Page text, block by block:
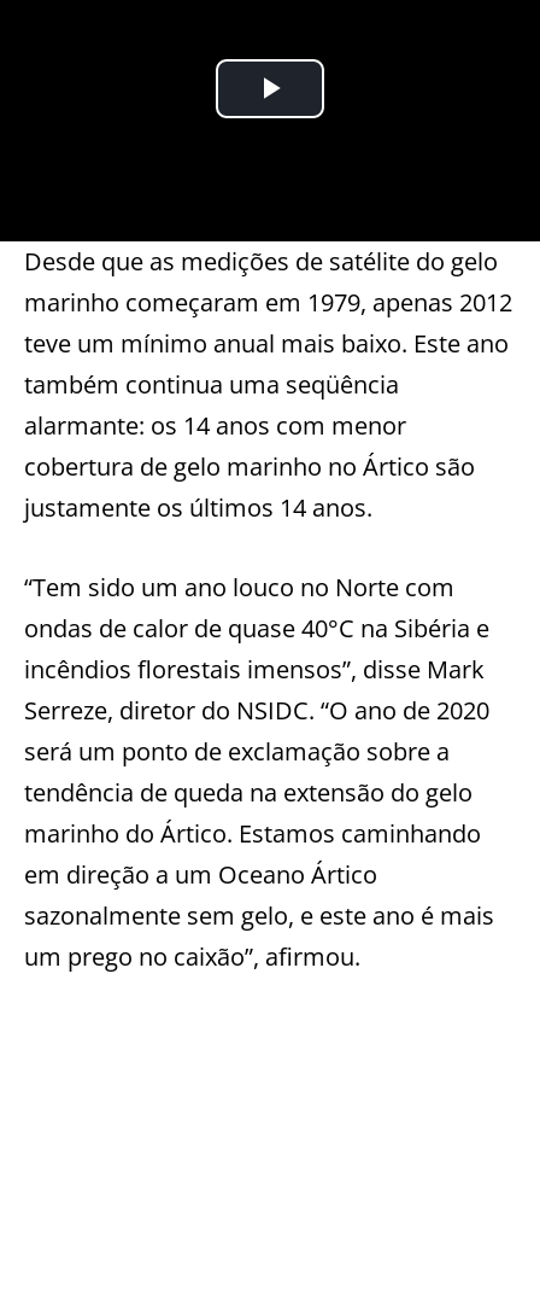
Desde que as medições de satélite do gelo
marinho começaram em 1979, apenas 2012
teve um mínimo anual mais baixo. Este ano
também continua uma seqüência
alarmante: os 14 anos com menor
cobertura de gelo marinho no Ártico são
justamente os últimos 14 anos.
“Tem sido um ano louco no Norte com
ondas de calor de quase 40°C na Sibéria e
incêndios florestais imensos”, disse Mark
Serreze, diretor do NSIDC. “O ano de 2020
será um ponto de exclamação sobre a
tendência de queda na extensão do gelo
marinho do Ártico. Estamos caminhando
em direção a um Oceano Ártico
sazonalmente sem gelo, e este ano é mais
um prego no caixão”, afirmou.